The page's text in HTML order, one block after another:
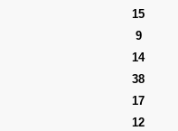
15
9
14
38
17
12